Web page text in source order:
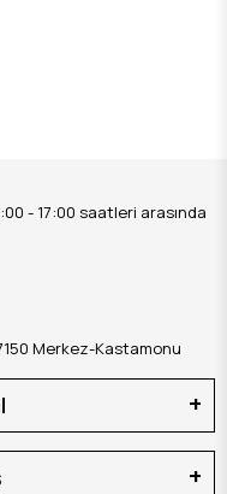
- 17:00 saatleri arasında
Merkez-Kastamonu